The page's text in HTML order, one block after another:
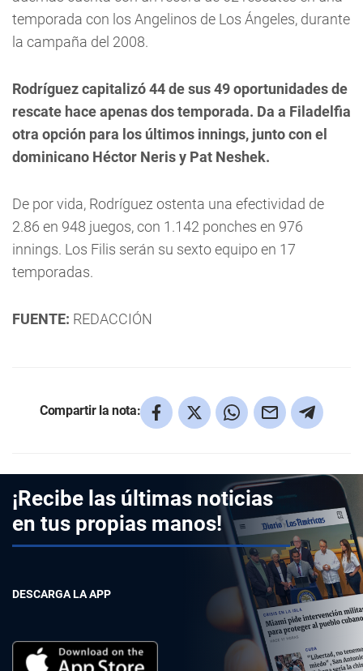
temporada con los Angelinos de Los Ángeles, durante
la campaña del 2008.
Rodríguez capitalizó 44 de sus 49 oportunidades de
rescate hace apenas dos temporada. Da a Filadelfia
otra opción para los últimos innings, junto con el
dominicano Héctor Neris y Pat Neshek.
De por vida, Rodríguez ostenta una efectividad de
2.86 en 948 juegos, con 1.142 ponches en 976
innings. Los Filis serán su sexto equipo en 17
temporadas.
FUENTE: REDACCIÓN
Compartir la nota:
¡Recibe las últimas noticias
en tus propias manos!
DESCARGA LA APP